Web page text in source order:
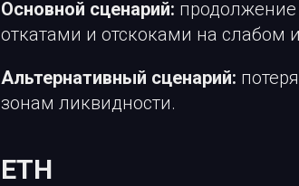
Основной сценарий:
откатами и отскоками на слабом
Альтернативный сценарий:
зонам ликвидности.
ETH